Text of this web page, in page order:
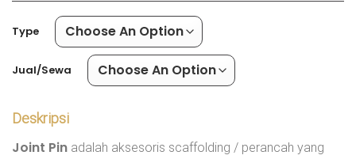
Type
Jual/Sewa
Deskripsi
Joint Pin adalah aksesoris scaffolding / perancah yang